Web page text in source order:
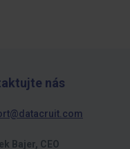
nás
Bajer, CEO